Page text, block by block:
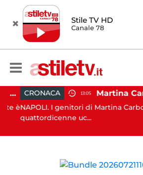
Stile TV HD
Canale 78
è
CRONACA 13:05
NAPOLI. I genitori di Martina
quattordicenne uc...